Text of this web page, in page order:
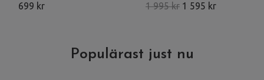
699 kr 1 995 kr 1 595 kr
Populärast just nu